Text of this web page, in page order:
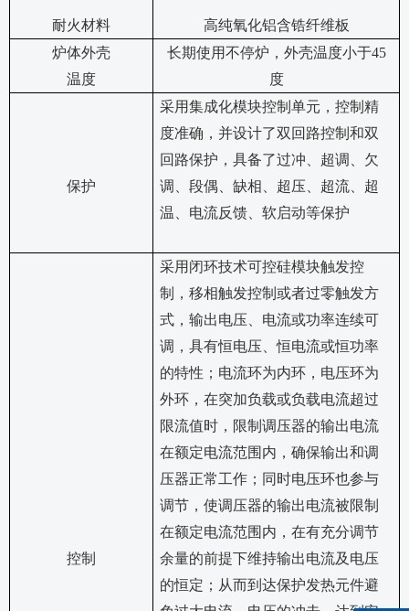
耐火材料
高纯氧化铝含锆纤维板
炉体外壳
温度
长期使用不停炉，外壳温度小于45
度
保护
采用集成化模块控制单元，控制精
度准确，并设计了双回路控制和双
回路保护，具备了过冲、超调、欠
调、段偶、缺相、超压、超流、超
温、电流反馈、软启动等保护
控制
采用闭环技术可控硅模块触发控
制，移相触发控制或者过零触发方
式，输出电压、电流或功率连续可
调，具有恒电压、恒电流或恒功率
的特性；电流环为内环，电压环为
外环，在突加负载或负载电流超过
限流值时，限制调压器的输出电流
在额定电流范围内，确保输出和调
压器正常工作；同时电压环也参与
调节，使调压器的输出电流被限制
在额定电流范围内，在有充分调节
余量的前提下维持输出电流及电压
的恒定；从而到达保护发热元件避